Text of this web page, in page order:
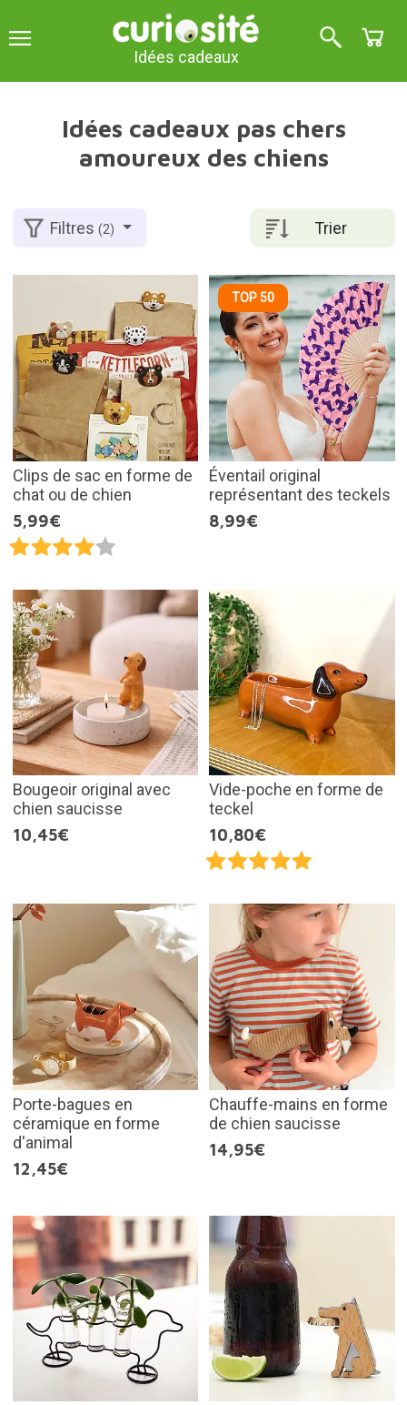
Idées cadeaux
Idées cadeaux pas chers
amoureux des chiens
Trier
Filtres(2)
Clips de sac en forme de
chat ou de chien
5,99€
TOP 50
Éventail original
représentant des teckels
8,99€
Bougeoir original avec
chien saucisse
10,45€
Vide-poche en forme de
teckel
10,80€
Porte-bagues en
céramique en forme
d'animal
12,45€
Chauffe-mains en forme
de chien saucisse
14,95€